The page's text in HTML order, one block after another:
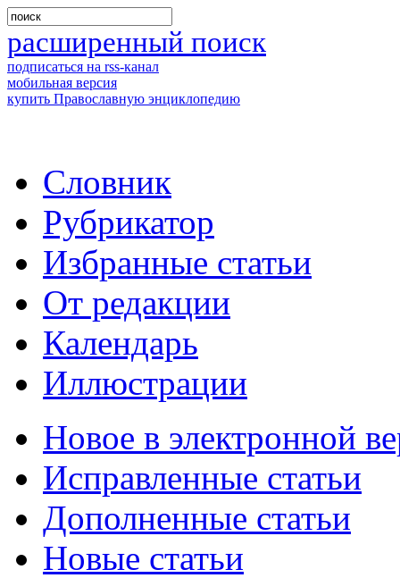
расширенный поиск
подписаться на rss-канал
мобильная версия
купить Православную энциклопедию
Словник
Рубрикатор
Избранные статьи
От редакции
Календарь
Иллюстрации
Новое в электронной
Исправленные статьи
Дополненные статьи
Новые статьи